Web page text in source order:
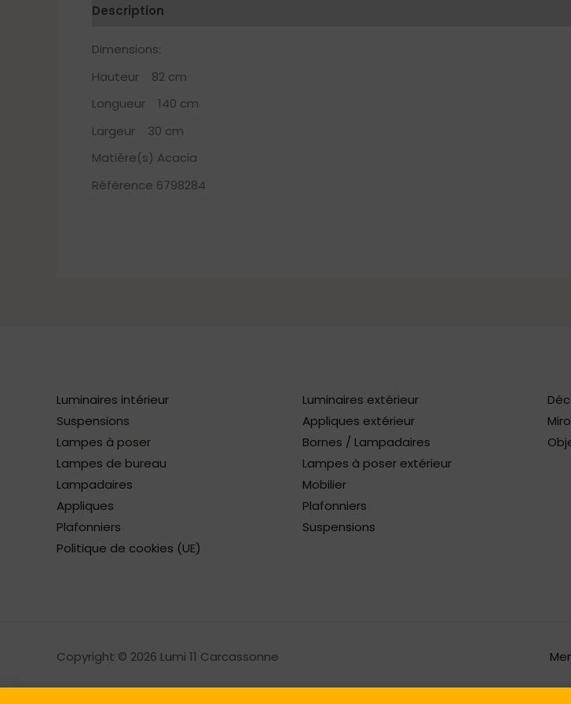
Description
Dimensions:
Hauteur 82 cm
Longueur 140 cm
Largeur 30 cm
Matière(s) Acacia
Référence 6798284
Luminaires intérieur
Suspensions
Lampes à poser
Lampes de bureau
Lampadaires
Appliques
Plafonniers
Politique de cookies (UE)
Luminaires extérieur
Appliques extérieur
Bornes / Lampadaires
Lampes à poser extérieur
Mobilier
Plafonniers
Suspensions
Copyright © 2026 Lumi 11 Carcassonne